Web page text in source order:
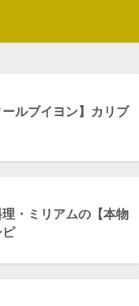
ルブイヨン】カリブ
・ミリアムの【本物
ピ